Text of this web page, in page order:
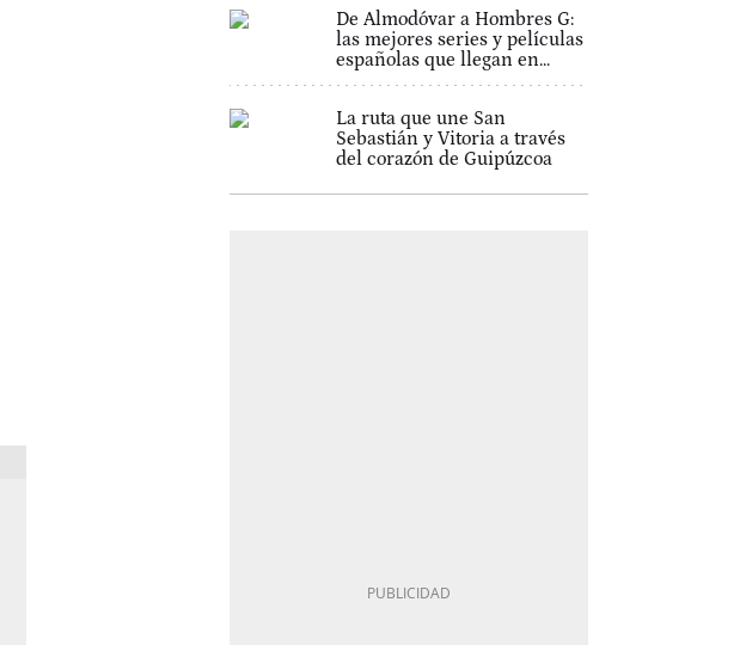
De Almodóvar a Hombres G:
las mejores series y películas
españolas que llegan en...
La ruta que une San
Sebastián y Vitoria a través
del corazón de Guipúzcoa